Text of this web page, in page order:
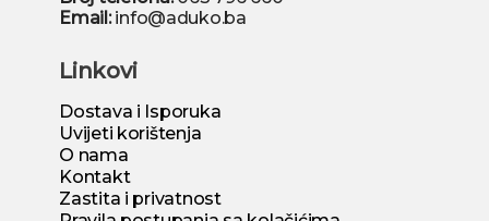
Email:info@aduko.ba
Linkovi
Dostava i Isporuka
Uvijeti korištenja
O nama
Kontakt
Zastita i privatnost